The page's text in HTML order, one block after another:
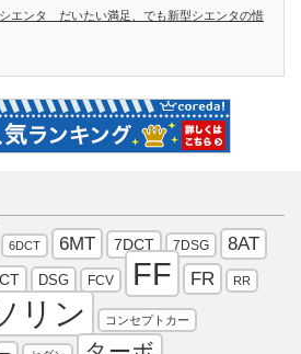
シエンタ だいたい満足、でも新型シエンタの惜
6DCT 6MT 7DCT 7DSG 8AT
DSG FCV FF FR RR
リン コンセプトカー